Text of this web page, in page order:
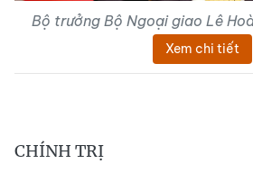
Bộ trưởng Bộ Ngoại giao Lê
Xem chi tiết
CHÍNH TRỊ